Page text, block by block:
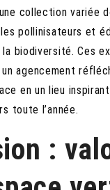
collection variée
pollinisateurs et
biodiversité. Ces
agencement
en un lieu
toute l’année.
: